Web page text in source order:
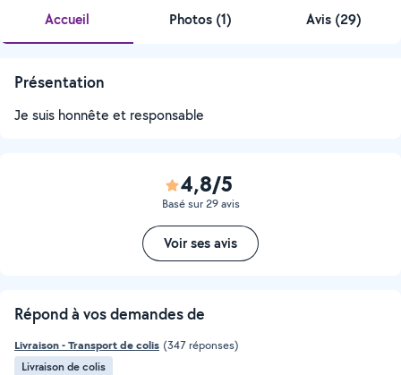
Accueil Photos (1) Avis (29)
Présentation
Je suis honnête et responsable
4,8/5
Basé sur 29 avis
Voir ses avis
Répond à vos demandes de
Livraison - Transport de colis (347 réponses)
Livraison de colis